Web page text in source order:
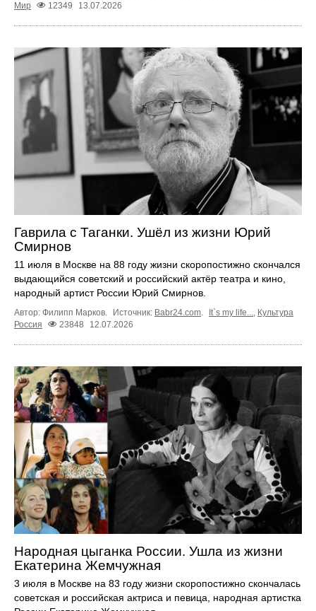
Мир
12349 13.07.2026
Гаврила с Таганки. Ушёл из жизни Юрий
Смирнов
11 июля в Москве на 88 году жизни скоропостижно скончался
выдающийся советский и российский актёр театра и кино,
народный артист России Юрий Смирнов.
Автор: Филипп Марков. Источник: Babr24.com. It`s my life..., Культура
Россия
23848 12.07.2026
Народная цыганка России. Ушла из жизни
Екатерина Жемчужная
3 июля в Москве на 83 году жизни скоропостижно скончалась
советская и российская актриса и певица, народная артистка